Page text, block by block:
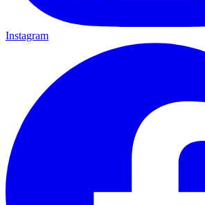
Instagram